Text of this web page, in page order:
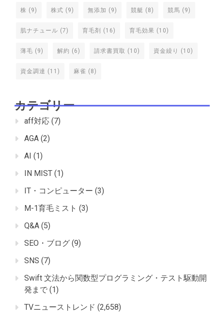
株 (9) 株式 (9) 無添加 (9) 競艇 (8) 競馬 (9)
肌ナチュール (7) 育毛剤 (16) 育毛効果 (10)
薄毛 (9) 解約 (6) 請求書買取 (10) 資金繰り (10)
資金調達 (11) 麻雀 (8)
カテゴリー
aff対応 (7)
AGA (2)
AI (1)
IN MIST (1)
IT・コンピューター (3)
M-1育毛ミスト (3)
Q&A (5)
SEO・ブログ (9)
SNS (7)
Swift 文法から関数型プログラミング・テスト駆動開
発まで (1)
TVニューストレンド (2,658)